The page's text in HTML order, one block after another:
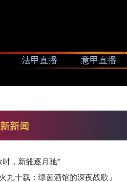
法甲直播 意甲直播
时，新雏逐月驰”
九十载：绿茵酒馆的深夜战歌」